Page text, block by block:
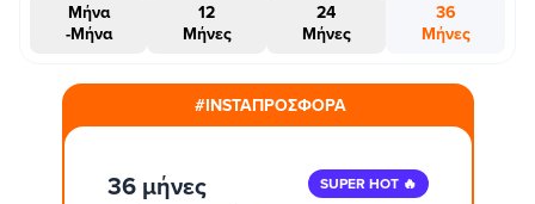
Μήνα
-Μήνα
12
Μήνες
24
Μήνες
36
Μήνες
#INSTAΠΡΟΣΦΟΡΑ
36 μήνες SUPER HOT 🔥